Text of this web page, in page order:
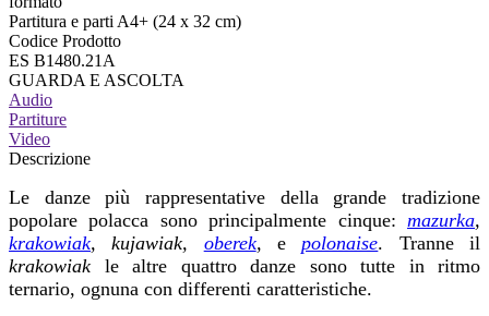
Partitura e parti A4+ (24 x 32 cm)
Codice Prodotto
ES B1480.21A
GUARDA E ASCOLTA
Audio
Partiture
Video
Descrizione
Le danze più rappresentative della grande tradizione
popolare polacca sono principalmente cinque: mazurka,
krakowiak, kujawiak, oberek,e polonaise. Tranne il
krakowiak le altre quattro danze sono tutte in ritmo
ternario, ognuna con differenti caratteristiche.